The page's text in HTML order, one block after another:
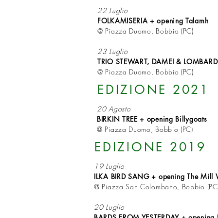
22 Luglio
FOLKAMISERIA + opening Talamh
@ Piazza Duomo, Bobbio (PC)
23 Luglio
TRIO STEWART, DAMEI &
@ Piazza Duomo, Bobbio (PC)
EDIZIONE 2021
20 Agosto
BIRKIN TREE + opening Billygoats
@ Piazza Duomo, Bobbio (PC)
EDIZIONE 2019
19 Luglio
ILKA BIRD SANG + opening The Mill
@ Piazza San Colombano, Bobbio
20 Luglio